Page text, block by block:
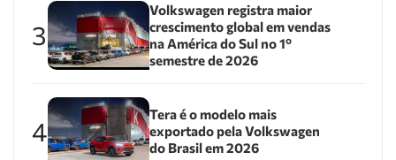
3
Volkswagen registra maior
crescimento global em vendas
na América do Sul no 1º
semestre de 2026
4
Tera é o modelo mais
exportado pela Volkswagen
do Brasil em 2026